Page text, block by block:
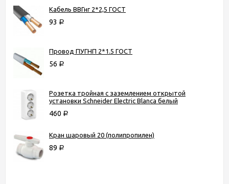
Кабель ВВГнг 2*2,5 ГОСТ
93 Р
Провод ПУГНП 2*1.5 ГОСТ
56 Р
Розетка тройная с заземлением открытой
установки Schneider Electric Blanca белый
460 Р
Кран шаровый 20 (полипропилен)
89 Р